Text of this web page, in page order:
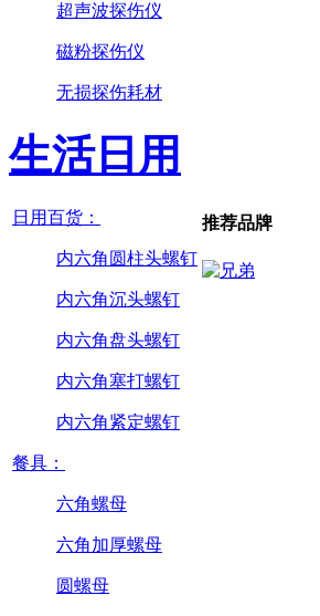
超声波探伤仪
磁粉探伤仪
无损探伤耗材
生活日用
日用百货：
内六角圆柱头螺钉
内六角沉头螺钉
内六角盘头螺钉
内六角塞打螺钉
内六角紧定螺钉
餐具：
六角螺母
六角加厚螺母
圆螺母
推荐品牌